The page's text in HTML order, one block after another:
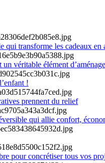
qui transforme les cadeaux en
véritable élément
!
prennent du relief
qui allie confort,
pour concrétiser tous vos